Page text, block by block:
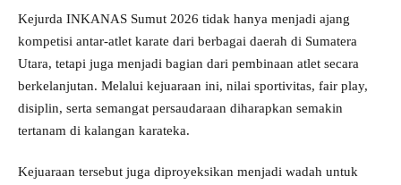
Kejurda INKANAS Sumut 2026 tidak hanya menjadi ajang
kompetisi antar-atlet karate dari berbagai daerah di Sumatera
Utara, tetapi juga menjadi bagian dari pembinaan atlet secara
berkelanjutan. Melalui kejuaraan ini, nilai sportivitas, fair play,
disiplin, serta semangat persaudaraan diharapkan semakin
tertanam di kalangan karateka.
Kejuaraan tersebut juga diproyeksikan menjadi wadah untuk